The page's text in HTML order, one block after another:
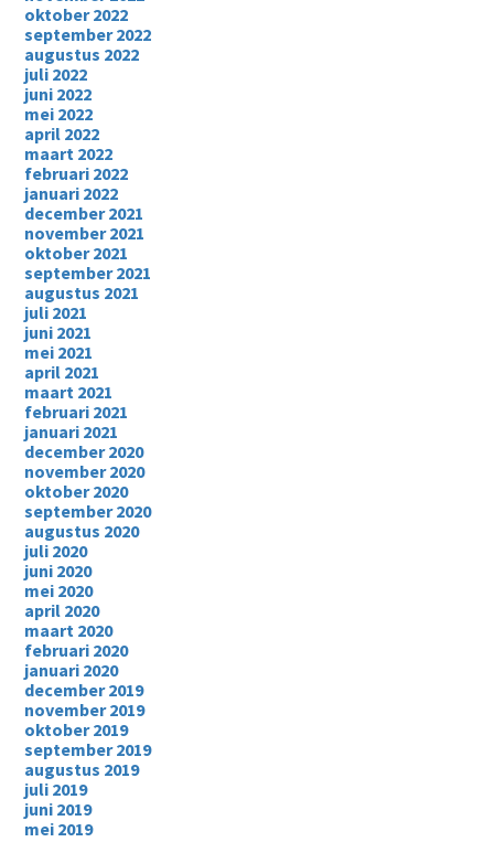
oktober 2022
september 2022
augustus 2022
juli 2022
juni 2022
mei 2022
april 2022
maart 2022
februari 2022
januari 2022
december 2021
november 2021
oktober 2021
september 2021
augustus 2021
juli 2021
juni 2021
mei 2021
april 2021
maart 2021
februari 2021
januari 2021
december 2020
november 2020
oktober 2020
september 2020
augustus 2020
juli 2020
juni 2020
mei 2020
april 2020
maart 2020
februari 2020
januari 2020
december 2019
november 2019
oktober 2019
september 2019
augustus 2019
juli 2019
juni 2019
mei 2019